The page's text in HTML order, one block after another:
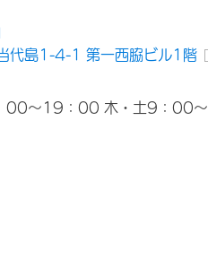
代島1-4-1 第一西脇ビル1階
00～19：00 木・土9：00～